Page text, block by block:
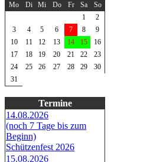
Mo
Di Mi Do Fr Sa
So
1
2
3
4 5 6 7 8
9
10
11 12 13 14 15
16
17
18 19 20 21 22
23
24
25 26 27 28 29
30
31
Termine
14.08.2026
(noch 7 Tage bis zum
Beginn)
Schützenfest 2026
15.08.2026